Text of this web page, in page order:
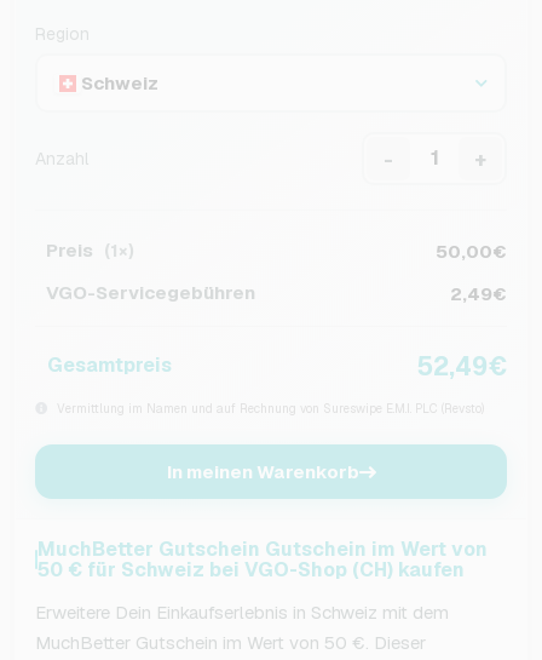
Region
Schweiz
Anzahl - +
Preis (1×)
50,00€
VGO-Servicegebühren
2,49€
Gesamtpreis 52,49€
Vermittlung im Namen und auf Rechnung von Sureswipe E.M.I. PLC (Revsto)
In meinen Warenkorb
MuchBetter Gutschein Gutschein im Wert von
50 € für Schweiz bei VGO-Shop (CH) kaufen
Erweitere Dein Einkaufserlebnis in Schweiz mit dem
MuchBetter Gutschein im Wert von 50 €. Dieser